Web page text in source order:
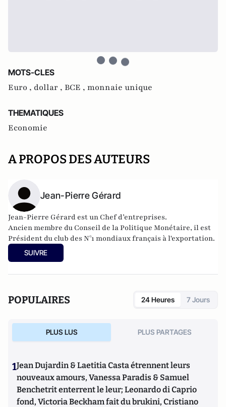
MOTS-CLES
Euro , dollar , BCE , monnaie unique
THEMATIQUES
Economie
A PROPOS DES AUTEURS
Jean-Pierre Gérard
Jean-Pierre Gérard est un Chef d’entreprises.
Ancien membre du Conseil de la Politique Monétaire, il est
Président du club des N°1 mondiaux français à l'exportation.
SUIVRE
POPULAIRES 24 Heures 7 Jours
PLUS LUS PLUS PARTAGES
1Jean Dujardin & Laetitia Casta étrennent leurs
nouveaux amours, Vanessa Paradis & Samuel
Benchetrit enterrent le leur; Leonardo di Caprio
fond, Victoria Beckham fait du brukini, Cristiano